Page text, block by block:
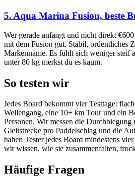
5. Aqua Marina Fusion, beste
Wer gerade anfängt und nicht direkt
mit dem Fusion gut. Stabil, ordentliches
Markenname. Es fühlt sich weniger steif
unter 80 kg merkst du es kaum.
So testen wir
Jedes Board bekommt vier Testtage:
Wellengang, eine 10+ km Tour und ein
Personen. Wir messen die Durchbiegung
Gleitstrecke pro Paddelschlag und die
haben Tester jedes Board mindestens
wir wissen, wie sie zusammenfalten,
Häufige Fragen